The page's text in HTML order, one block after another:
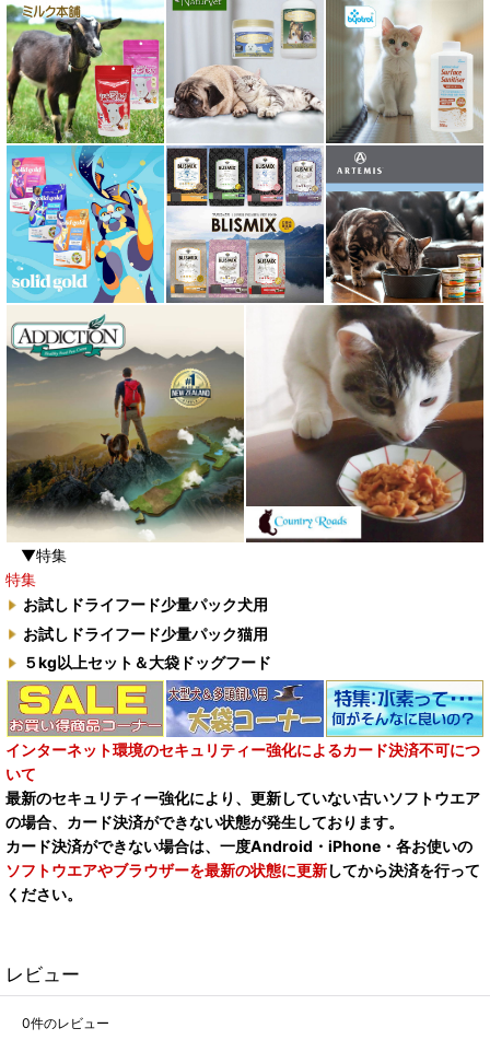
▼特集
特集
お試しドライフード少量パック犬用
お試しドライフード少量パック猫用
５kg以上セット＆大袋ドッグフード
インターネット環境のセキュリティー強化によるカード決済不可につ
いて
最新のセキュリティー強化により、更新していない古いソフトウエア
の場合、カード決済ができない状態が発生しております。
カード決済ができない場合は、一度Android・iPhone・各お使いの
ソフトウエアやブラウザーを最新の状態に更新してから決済を行って
ください。
レビュー
0件のレビュー